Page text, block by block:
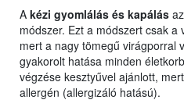
A kézi gyomlálás és kapálás
módszer. Ezt a módszert csak
mert a nagy tömegű virágporral
gyakorolt hatása minden
végzése kesztyűvel ajánlott,
allergén (allergizáló hatású).